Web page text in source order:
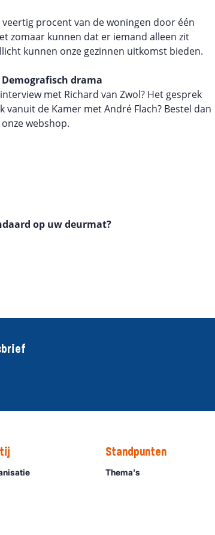
veertig procent van de woningen door één
zomaar kunnen dat er iemand alleen zit
kunnen onze gezinnen uitkomst bieden.
drama
met Richard van Zwol? Het gesprek
vanuit de Kamer met André Flach? Bestel dan
webshop.
op uw deurmat?
Standpunten
Thema's